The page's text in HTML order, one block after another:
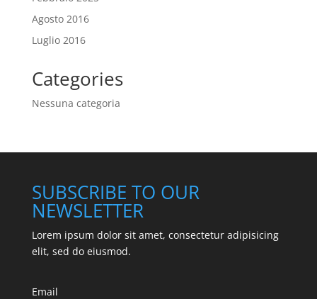
Agosto 2016
Luglio 2016
Categories
Nessuna categoria
SUBSCRIBE TO OUR
NEWSLETTER
Lorem ipsum dolor sit amet, consectetur adipisicing
elit, sed do eiusmod.
Email